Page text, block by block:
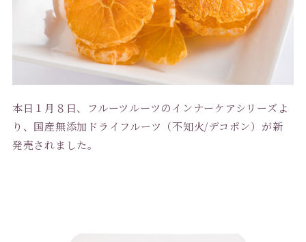
本日１月８日、フルーツルーツのインナーケアシリーズよ
り、国産無添加ドライフルーツ（不知火/デコポン）が新
発売されました。